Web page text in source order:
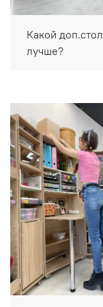
Какой доп.стол
лучше?